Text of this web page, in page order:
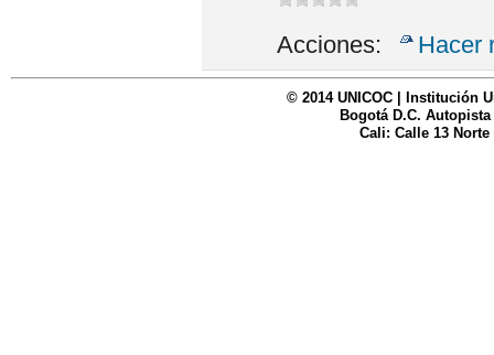
Acciones: Hacer
© 2014 UNICOC | Institución
Bogotá D.C. Autopista
Cali: Calle 13 Norte